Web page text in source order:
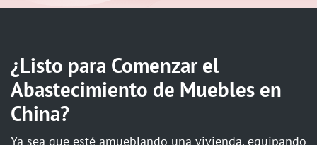
¿Listo para Comenzar el
Abastecimiento de Muebles en
China?
Ya sea que esté amueblando una vivienda, equipando